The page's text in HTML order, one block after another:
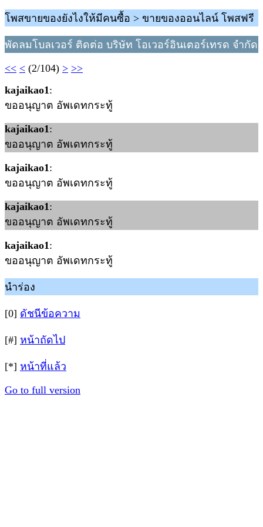
โพสขายของยังไงให้มีคนซื้อ > ขายของออนไลน์ โพสฟรี
พัดลมโบลเวอร์ ติดต่อ บริษัท โอเวอร์อินเตอร์เทรด จำกัด
<< < (2/104) > >>
kajaikao1:
ขออนุญาต อัพเดทกระทู้
kajaikao1:
ขออนุญาต อัพเดทกระทู้
kajaikao1:
ขออนุญาต อัพเดทกระทู้
kajaikao1:
ขออนุญาต อัพเดทกระทู้
kajaikao1:
ขออนุญาต อัพเดทกระทู้
นำร่อง
[0] ดัชนีข้อความ
[#] หน้าถัดไป
[*] หน้าที่แล้ว
Go to full version